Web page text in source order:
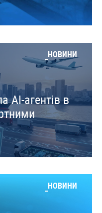
НОВИНИ
AI-агентів в
НОВИНИ